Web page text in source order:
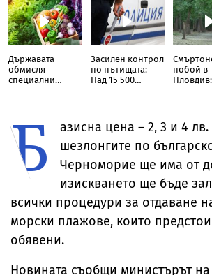
Държавата
обмисля
специални
Засилен контрол
по пътищата:
Над 15 500
хванати с
алкохол и
наркотици
побой в
Б
азисна цена – 2, 3 и 4
шезлонгите по
Черноморие ще има от
изискването ще бъде
всички процедури за отдаване
морски плажове, които
обявени.
Новината съобщи министърът на